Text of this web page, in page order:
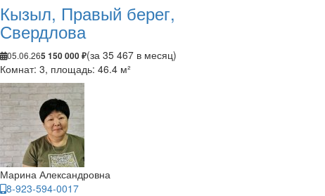
Кызыл, Правый берег,
Свердлова
05.06.265 150 000 ₽(за 35 467 в месяц)
Комнат: 3, площадь: 46.4 м²
Марина Александровна
8-923-594-0017